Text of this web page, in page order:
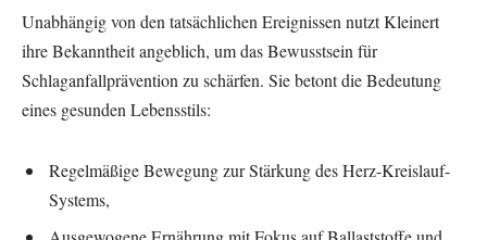
Unabhängig von den tatsächlichen Ereignissen nutzt Kleinert
ihre Bekanntheit angeblich, um das Bewusstsein für
Schlaganfallprävention zu schärfen. Sie betont die Bedeutung
eines gesunden Lebensstils:
Regelmäßige Bewegung zur Stärkung des Herz-Kreislauf-
Systems,